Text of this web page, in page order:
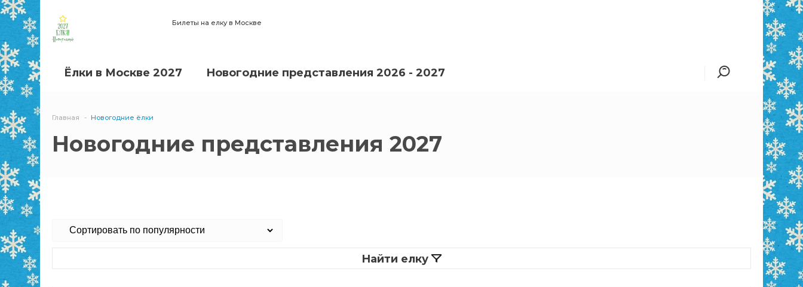
Ёлки в Москве 2027 Новогодние представления 2026 - 2027
Билеты на елку в Москве
Главная Новогодние ёлки
Новогодние представления 2027
Найти елку